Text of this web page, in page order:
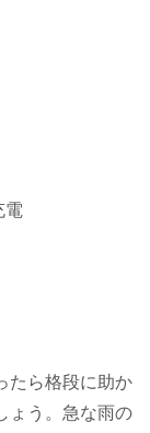
電
たら格段に助か
ょう。急な雨の